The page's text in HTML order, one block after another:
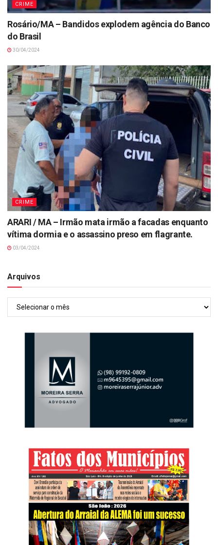
CRIME
Rosário/MA – Bandidos explodem agência do Banco
do Brasil
30/04/2024
CRIME
ARARI / MA – Irmão mata irmão a facadas enquanto
vítima dormia e o assassino preso em flagrante.
03/04/2024
Arquivos
Arquivos